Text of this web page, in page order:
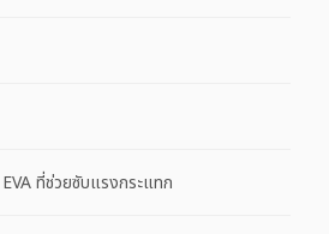
ที่ช่วยซับแรงกระแทก